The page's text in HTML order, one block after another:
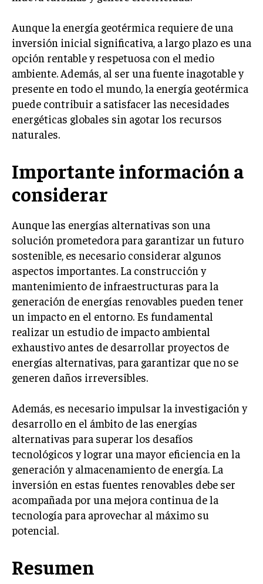
Aunque la energía geotérmica requiere de una
inversión inicial significativa, a largo plazo es una
opción rentable y respetuosa con el medio
ambiente. Además, al ser una fuente inagotable y
presente en todo el mundo, la energía geotérmica
puede contribuir a satisfacer las necesidades
energéticas globales sin agotar los recursos
naturales.
Importante información a
considerar
Aunque las energías alternativas son una
solución prometedora para garantizar un futuro
sostenible, es necesario considerar algunos
aspectos importantes. La construcción y
mantenimiento de infraestructuras para la
generación de energías renovables pueden tener
un impacto en el entorno. Es fundamental
realizar un estudio de impacto ambiental
exhaustivo antes de desarrollar proyectos de
energías alternativas, para garantizar que no se
generen daños irreversibles.
Además, es necesario impulsar la investigación y
desarrollo en el ámbito de las energías
alternativas para superar los desafíos
tecnológicos y lograr una mayor eficiencia en la
generación y almacenamiento de energía. La
inversión en estas fuentes renovables debe ser
acompañada por una mejora continua de la
tecnología para aprovechar al máximo su
potencial.
Resumen